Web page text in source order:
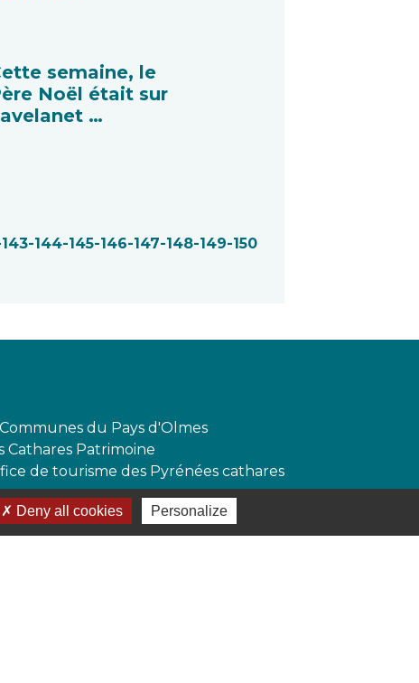
semaine, le
Noël était sur
…
-144-145-146-147-148-149-150
du Pays d'Olmes
Cathares Patrimoine
de tourisme des Pyrénées cathares
Deny all cookies Personalize